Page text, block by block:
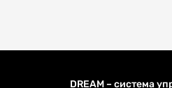
DREAM – система